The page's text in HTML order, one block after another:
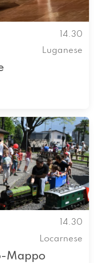
14.30
Luganese
14.30
Locarnese
Mappo